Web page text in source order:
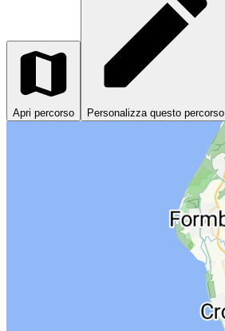
Apri percorso Personalizza questo percorso